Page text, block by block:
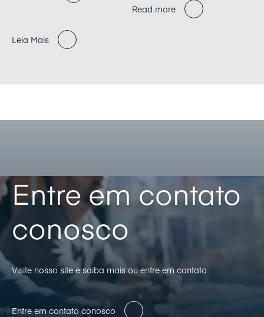
Read more
Leia Mais
Entre em contato
conosco
Visite nosso site e saiba mais ou entre em contato
Entre em contato conosco